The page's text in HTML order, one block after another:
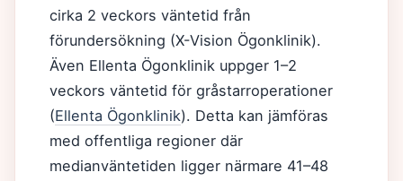
cirka 2 veckors väntetid från
förundersökning (X-Vision Ögonklinik).
Även Ellenta Ögonklinik uppger 1–2
veckors väntetid för gråstarroperationer
(Ellenta Ögonklinik). Detta kan jämföras
med offentliga regioner där
medianväntetiden ligger närmare 41–48